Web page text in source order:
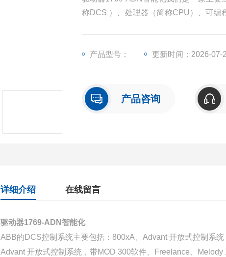
称DCS ）、处理器（简称CPU）、可编
产品型号： 更新时间：2026-07-
产品咨询
详细介绍 在线留言
驱动器1769-ADN智能化
ABB的DCS控制系统主要包括：800xA、Advant 开放式控制系统
Advant 开放式控制系统，带MOD 300软件、Freelance、Melody